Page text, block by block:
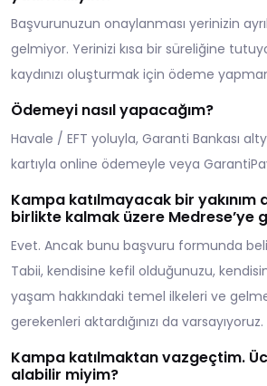
Başvurunuzun onaylanması yerinizin
gelmiyor. Yerinizi kısa bir süreliğine
kaydınızı oluşturmak için ödeme
Ödemeyi nasıl yapacağım?
Havale / EFT yoluyla, Garanti Bankası
kartıyla online ödemeyle veya
Kampa katılmayacak bir yakınım
birlikte kalmak üzere Medrese’ye
Evet. Ancak bunu başvuru formunda
Tabii, kendisine kefil olduğunuzu,
yaşam hakkındaki temel ilkeleri ve
gerekenleri aktardığınızı da varsayıyoruz.
Kampa katılmaktan vazgeçtim.
alabilir miyim?